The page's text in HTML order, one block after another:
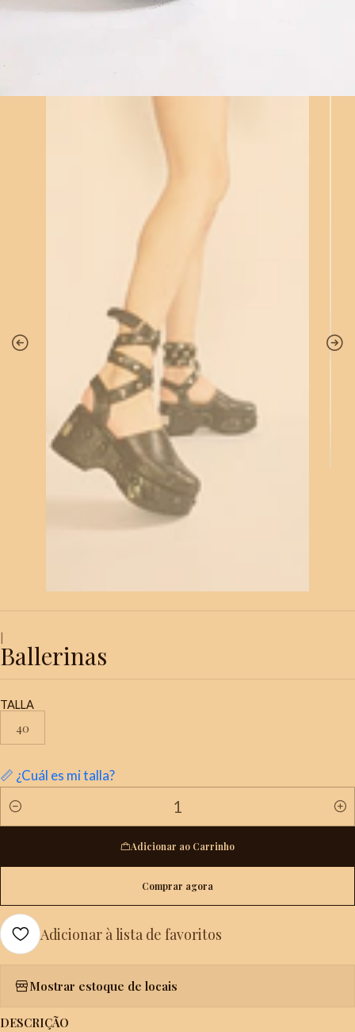
|
Ballerinas
TALLA
40
📏 ¿Cuál es mi talla?
Quantidade
Adicionar ao Carrinho
Comprar agora
Adicionar à lista de favoritos
Mostrar estoque de locais
DESCRIÇÃO